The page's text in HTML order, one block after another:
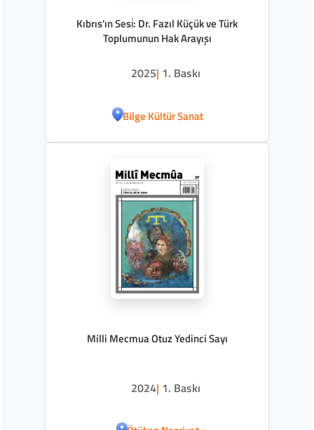
Kıbrıs'ın Sesi̇: Dr. Fazıl Küçük ve Türk
Toplumunun Hak Arayışı
2025| 1. Baskı
Bilge Kültür Sanat
Milli Mecmua Otuz Yedinci Sayı
2024| 1. Baskı